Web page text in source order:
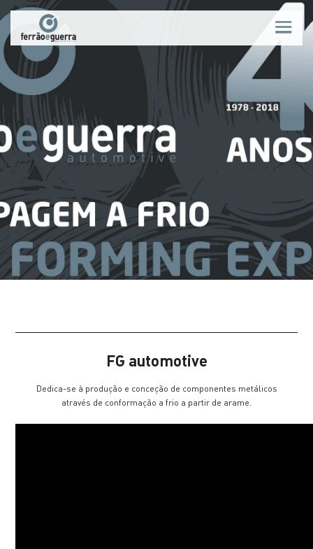
QUEM SOMOS
PROCESSOS
PRODUTOS
QUALIDADE
MERCADOS
RECRUTAMENTO
CONTACTOS
PT EN
FG automotive
Dedica-se à produção e conceção de componentes metálicos
através de conformação a frio a partir de arame.